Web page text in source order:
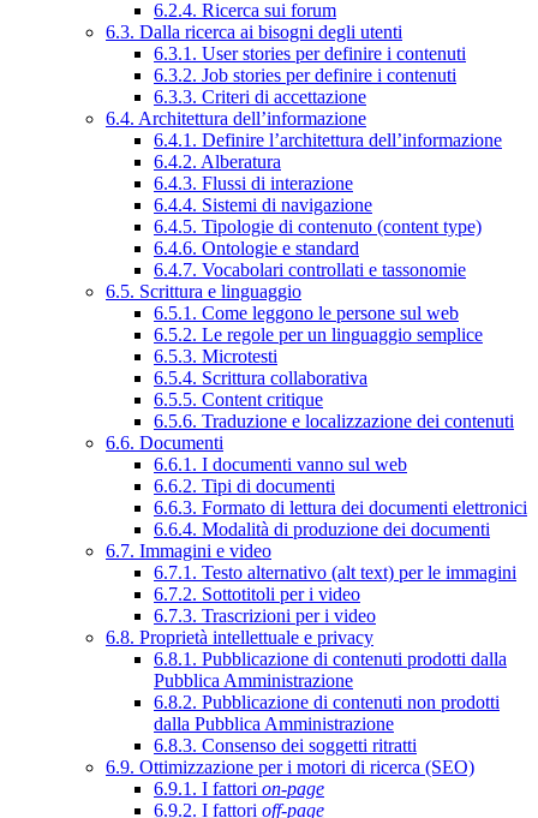
6.2.4. Ricerca sui forum
6.3. Dalla ricerca ai bisogni degli utenti
6.3.1. User stories per definire i contenuti
6.3.2. Job stories per definire i contenuti
6.3.3. Criteri di accettazione
6.4. Architettura dell’informazione
6.4.1. Definire l’architettura dell’informazione
6.4.2. Alberatura
6.4.3. Flussi di interazione
6.4.4. Sistemi di navigazione
6.4.5. Tipologie di contenuto (content type)
6.4.6. Ontologie e standard
6.4.7. Vocabolari controllati e tassonomie
6.5. Scrittura e linguaggio
6.5.1. Come leggono le persone sul web
6.5.2. Le regole per un linguaggio semplice
6.5.3. Microtesti
6.5.4. Scrittura collaborativa
6.5.5. Content critique
6.5.6. Traduzione e localizzazione dei contenuti
6.6. Documenti
6.6.1. I documenti vanno sul web
6.6.2. Tipi di documenti
6.6.3. Formato di lettura dei documenti elettronici
6.6.4. Modalità di produzione dei documenti
6.7. Immagini e video
6.7.1. Testo alternativo (alt text) per le immagini
6.7.2. Sottotitoli per i video
6.7.3. Trascrizioni per i video
6.8. Proprietà intellettuale e privacy
6.8.1. Pubblicazione di contenuti prodotti dalla
Pubblica Amministrazione
6.8.2. Pubblicazione di contenuti non prodotti
dalla Pubblica Amministrazione
6.8.3. Consenso dei soggetti ritratti
6.9. Ottimizzazione per i motori di ricerca (SEO)
6.9.1. I fattori on-page
6.9.2. I fattori off-page